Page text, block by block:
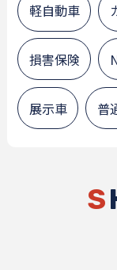
軽自動車
損害保険
展示車 普
S